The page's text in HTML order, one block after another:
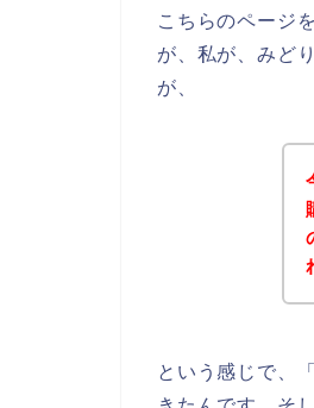
こちらのページ
が、私が、みど
が、
という感じで、